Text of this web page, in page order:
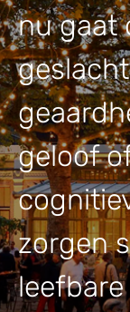
nu gaat
geloof
zorgen